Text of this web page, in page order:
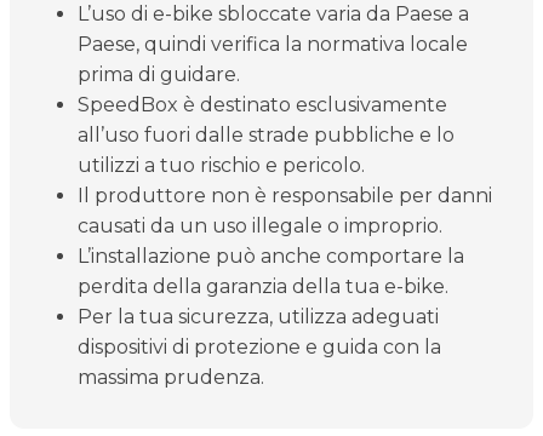
L’uso di e-bike sbloccate varia da Paese a
Paese, quindi verifica la normativa locale
prima di guidare.
SpeedBox è destinato esclusivamente
all’uso fuori dalle strade pubbliche e lo
utilizzi a tuo rischio e pericolo.
Il produttore non è responsabile per danni
causati da un uso illegale o improprio.
L’installazione può anche comportare la
perdita della garanzia della tua e-bike.
Per la tua sicurezza, utilizza adeguati
dispositivi di protezione e guida con la
massima prudenza.